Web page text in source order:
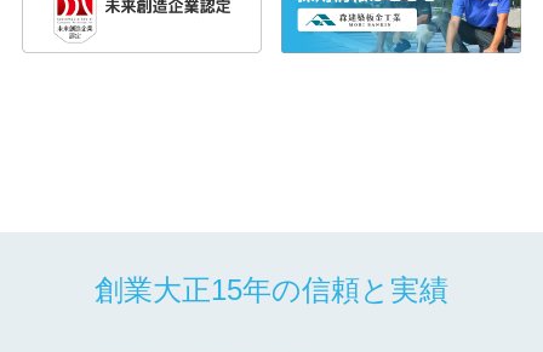
創業大正15年の信頼と実績